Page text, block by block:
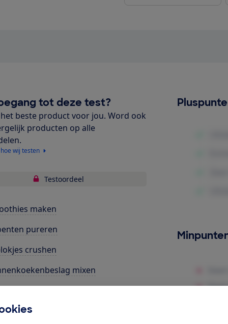
tot deze test?
beste product voor jou. Word ook
producten op alle
wij testen
Testoordeel
maken
pureren
crushen
mixen